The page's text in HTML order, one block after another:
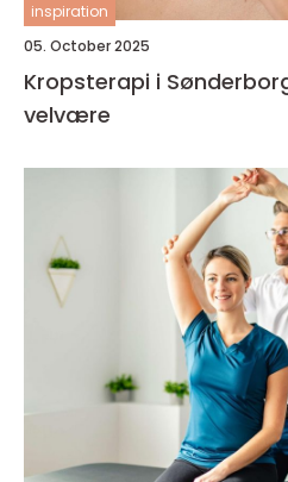
inspiration
05. October 2025
Kropsterapi i
velvære